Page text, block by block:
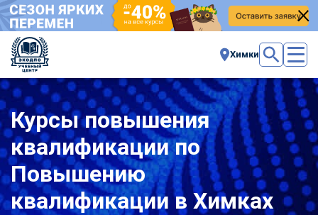
Химки
Курсы повышения
квалификации по
Повышению
квалификации в Химках